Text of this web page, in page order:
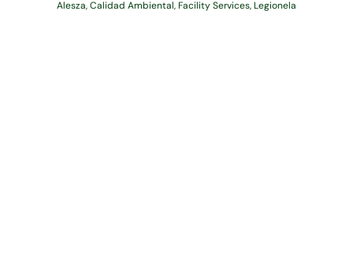
Alesza,Calidad Ambiental,Facility Services,Legionela